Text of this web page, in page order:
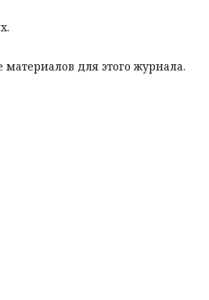
для этого журнала.